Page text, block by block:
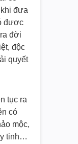
đưa
được
đời
độc
quyết
tục ra
có
mộc,
tinh…